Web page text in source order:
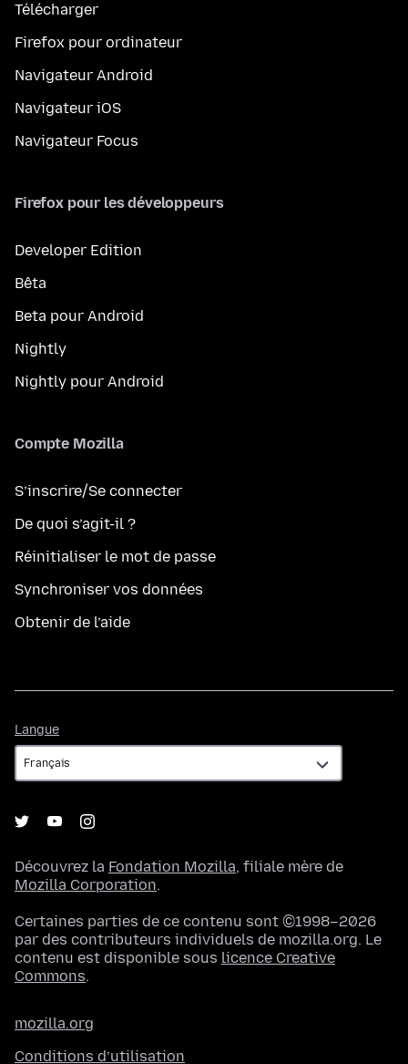
Télécharger
Firefox pour ordinateur
Navigateur Android
Navigateur iOS
Navigateur Focus
Firefox pour les développeurs
Developer Edition
Bêta
Beta pour Android
Nightly
Nightly pour Android
Compte Mozilla
S’inscrire/Se connecter
De quoi s’agit-il ?
Réinitialiser le mot de passe
Synchroniser vos données
Obtenir de l’aide
Langue
Découvrez la Fondation Mozilla, filiale mère de
Mozilla Corporation.
Certaines parties de ce contenu sont ©1998–2026
par des contributeurs individuels de mozilla.org. Le
contenu est disponible sous licence Creative
Commons.
mozilla.org
Conditions d’utilisation